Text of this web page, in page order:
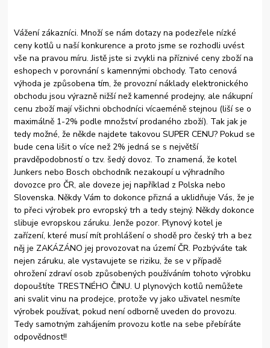
Vážení zákazníci. Množí se nám dotazy na podezřele nízké
ceny kotlů u naší konkurence a proto jsme se rozhodli uvést
vše na pravou míru. Jistě jste si zvykli na příznivé ceny zboží na
eshopech v porovnání s kamennými obchody. Tato cenová
výhoda je způsobena tím, že provozní náklady elektronického
obchodu jsou výrazně nižší než kamenné prodejny, ale nákupní
cenu zboží mají všichni obchodníci vícaeméně stejnou (liší se o
maximálně 1-2% podle množství prodaného zboží). Tak jak je
tedy možné, že někde najdete takovou SUPER CENU? Pokud se
bude cena lišit o více než 2% jedná se s největší
pravděpodobností o tzv. šedý dovoz. To znamená, že kotel
Junkers nebo Bosch obchodník nezakoupí u výhradního
dovozce pro ČR, ale doveze jej například z Polska nebo
Slovenska. Někdy Vám to dokonce přizná a uklidňuje Vás, že je
to přeci výrobek pro evropský trh a tedy stejný. Někdy dokonce
slibuje evropskou záruku. Jenže pozor. Plynový kotel je
zařízení, které musí mít prohlášení o shodě pro český trh a bez
něj je ZAKÁZÁNO jej provozovat na území ČR. Pozbýváte tak
nejen záruku, ale vystavujete se riziku, že se v případě
ohrožení zdraví osob způsobených používáním tohoto výrobku
dopouštíte TRESTNÉHO ČINU. U plynových kotlů nemůžete
ani svalit vinu na prodejce, protože vy jako uživatel nesmíte
výrobek používat, pokud není odborně uveden do provozu.
Tedy samotným zahájením provozu kotle na sebe přebíráte
odpovědnost!!